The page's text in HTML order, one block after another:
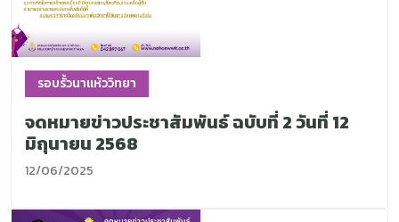
รอบรั้วนาแห้ววิทยา
จดหมายข่าวประชาสัมพันธ์ ฉบับที่ 2 วันที่ 12
มิถุนายน 2568
12/06/2025